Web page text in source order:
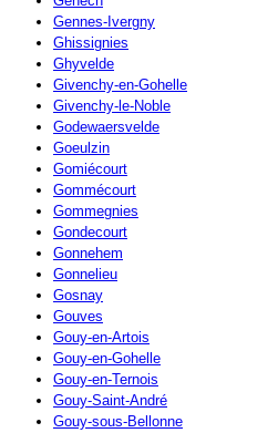
Gennes-Ivergny
Ghissignies
Ghyvelde
Givenchy-en-Gohelle
Givenchy-le-Noble
Godewaersvelde
Goeulzin
Gomiécourt
Gommécourt
Gommegnies
Gondecourt
Gonnehem
Gonnelieu
Gosnay
Gouves
Gouy-en-Artois
Gouy-en-Gohelle
Gouy-en-Ternois
Gouy-Saint-André
Gouy-sous-Bellonne